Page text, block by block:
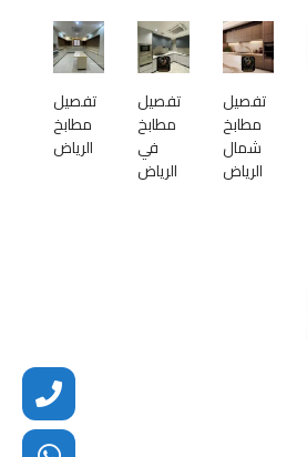
تفصيل
مطابخ
شمال
الرياض
تفصيل
مطابخ
في
الرياض
تفصيل
مطابخ
الرياض